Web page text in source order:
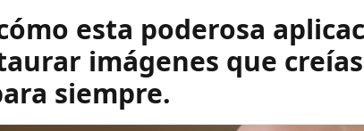
esta poderosa
imágenes que creías
siempre.